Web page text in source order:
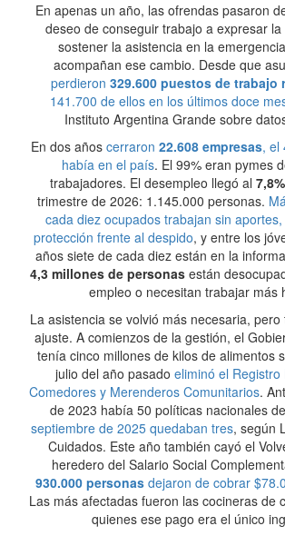
En apenas un año, las ofrendas pasaron
deseo de conseguir trabajo a expresar
sostener la asistencia en la
acompañan ese cambio. Desde que
perdieron 329.600 puestos de trabajo
141.700 de ellos en los últimos doce
Instituto Argentina Grande sobre
En dos años cerraron 22.608 empresas, el
había en el país. El 99% eran pymes
trabajadores. El desempleo llegó al 7,8%
trimestre de 2026: 1.145.000 personas.
cada diez ocupados trabajan sin
protección frente al despido, y entre los
años siete de cada diez están en la
4,3 millones de personas están
empleo o necesitan trabajar más
La asistencia se volvió más necesaria,
ajuste. A comienzos de la gestión, el
tenía cinco millones de kilos de alimentos
julio del año pasado eliminó el Registro
Comedores y Merenderos Comunitarios.
de 2023 había 50 políticas nacionales
septiembre de 2025 quedaban tres, según
Cuidados. Este año también cayó el
heredero del Salario Social
930.000 personas dejaron de cobrar
Las más afectadas fueron las cocineras de
quienes ese pago era el único